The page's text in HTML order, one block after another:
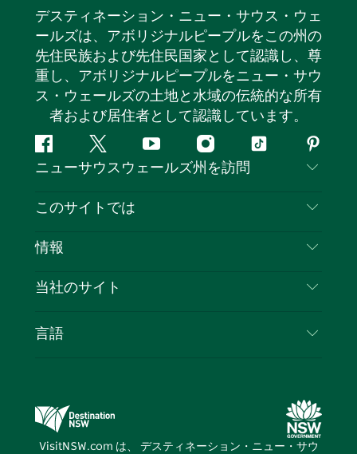
デスティネーション・ニュー・サウス・ウェ
ールズは、アボリジナルピープルをこの州の
先住民族および先住民国家として認識し、尊
重し、アボリジナルピープルをニュー・サウ
ス・ウェールズの土地と水域の伝統的な所有
者および居住者として認識しています。
フ
ェ
ス
ッ
ツ
イ
タ
ユ
ー
イ
ン
テ
ピ
ン
レ
ト
ニューサウスウェールズ州を訪問
お問い合わせ
クッキーに関する通知
このサイトでは
目的地
イベント
情報
旅行情報
NSWでのビジネス
当社のサイト
デスティネーション・ニュー・サウス・ウェール
ズメディアセンター
言語
VisitNSW.com は、 デスティネーション・ニュー・サウ